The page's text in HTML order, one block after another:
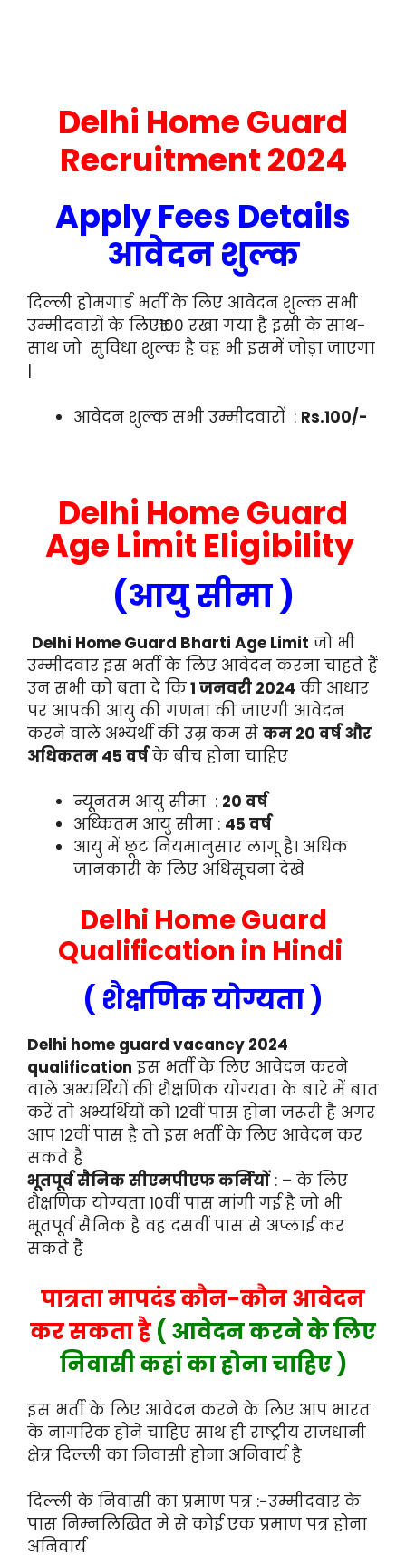
Delhi Home Guard
Recruitment 2024
Apply Fees Details
आवेदन शुल्क
दिल्ली होमगार्ड भर्ती के लिए आवेदन शुल्क सभी
उम्मीदवारों के लिए₹100 रखा गया है इसी के साथ-
साथ जो सुविधा शुल्क है वह भी इसमें जोड़ा जाएगा
|
आवेदन शुल्क सभी उम्मीदवारों : Rs.100/-
Delhi Home Guard
Age Limit Eligibility
(आयु सीमा )
Delhi Home Guard Bharti Age Limit जो भी
उम्मीदवार इस भर्ती के लिए आवेदन करना चाहते हैं
उन सभी को बता दें कि1 जनवरी 2024 की आधार
पर आपकी आयु की गणना की जाएगी आवेदन
करने वाले अभ्यर्थी की उम्र कम से कम 20 वर्ष और
अधिकतम 45 वर्षके बीच होना चाहिए
न्यूनतम आयु सीमा : 20 वर्ष
अध्कितम आयु सीमा : 45 वर्ष
आयु में छूट नियमानुसार लागू है। अधिक
जानकारी के लिए अधिसूचना देखें
Delhi Home Guard
Qualification in Hindi
( शैक्षणिक योग्यता )
Delhi home guard vacancy 2024
qualification इस भर्ती के लिए आवेदन करने
वाले अभ्यर्थियों की शैक्षणिक योग्यता के बारे में बात
करें तो अभ्यर्थियों को 12वीं पास होना जरूरी है अगर
आप 12वीं पास है तो इस भर्ती के लिए आवेदन कर
सकते हैं
भूतपूर्व सैनिक सीएमपीएफ कर्मियों : – के लिए
शैक्षणिक योग्यता 10वीं पास मांगी गई है जो भी
भूतपूर्व सैनिक है वह दसवीं पास से अप्लाई कर
सकते हैं
पात्रता मापदंड कौन-कौन आवेदन
कर सकता है ( आवेदन करने के लिए
निवासी कहां का होना चाहिए )
इस भर्ती के लिए आवेदन करने के लिए आप भारत
के नागरिक होने चाहिए साथ ही राष्ट्रीय राजधानी
क्षेत्र दिल्ली का निवासी होना अनिवार्य है
दिल्ली के निवासी का प्रमाण पत्र :-उम्मीदवार के
पास निम्नलिखित में से कोई एक प्रमाण पत्र होना
अनिवार्य